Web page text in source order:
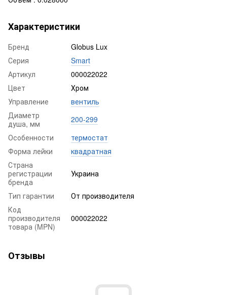
Характеристики
Бренд
Globus Lux
Серия
Smart
Артикул
000022022
Цвет
Хром
Управление
вентиль
Диаметр
душа, мм
200-299
Особенности
термостат
Форма лейки
квадратная
Страна
регистрации
бренда
Украина
Тип гарантии
От производителя
Код
производителя
товара (MPN)
000022022
Отзывы